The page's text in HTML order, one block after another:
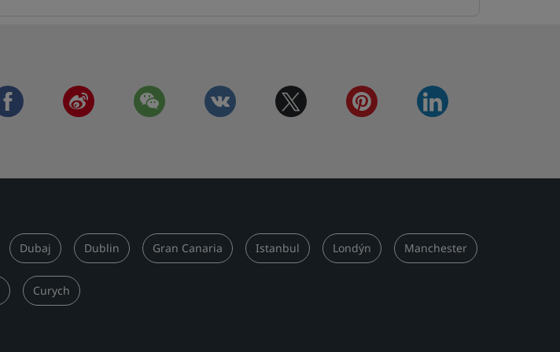
facebook weibo wechat vkontakte twitter pinterest linkedin
Dubaj Dublin Gran Canaria Istanbul Londýn Manchester
Curych